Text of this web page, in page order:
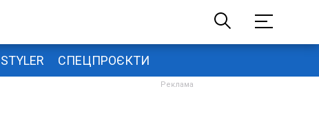
STYLER СПЕЦПРОЄКТИ